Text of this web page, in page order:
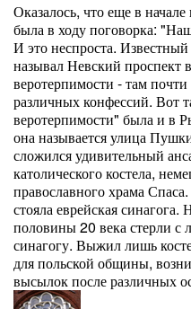
Оказалось, что еще в
была в ходу поговорка:
И это неспроста.
называл Невский проспект
веротерпимости - там
различных конфессий. Вот
веротерпимости" была и в
она называется улица
сложился удивительный
католического костела,
православного храма
стояла еврейская
половины 20 века стерли с
синагогу. Выжил лишь
для польской общины,
высылок после различных